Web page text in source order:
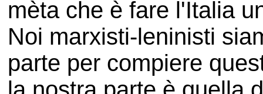
mèta che è fare l'Italia
Noi marxisti-leninisti
parte per compiere